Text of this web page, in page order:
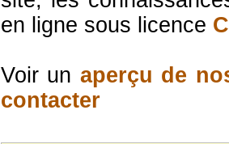
en ligne sous licence
Voir un aperçu de
contacter